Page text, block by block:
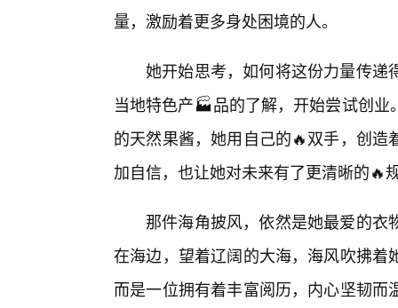
量，激励着更多身处困境的人。
她开始思考，如何将这份力量传递
当地特色产🏭品的了解，开始尝试创
的天然果酱，她用自己的🔥双手，创
加自信，也让她对未来有了更清晰的🔥
那件海角披风，依然是她最爱的
在海边，望着辽阔的大海，海风吹拂
而是一位拥有着丰富阅历，内心坚韧